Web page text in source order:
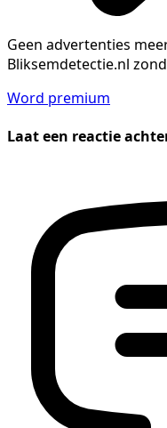
Geen advertenties
Bliksemdetectie.nl
Word premium
Laat een reactie